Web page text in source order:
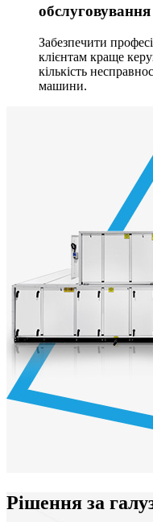
обслуговування
Забезпечити
клієнтам краще
кількість
машини.
Рішення за